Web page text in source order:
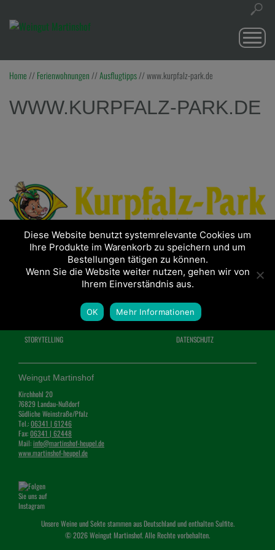
Home// Ferienwohnungen//Ausflugtipps//www.kurpfalz-park.de
WWW.KURPFALZ-PARK.DE
STORYTELLING DATENSCHUTZ
Weingut Martinshof
Kirchhohl 20
76829 Landau-Nußdorf
Südliche Weinstraße/Pfalz
Tel.:06341 | 61246
Fax:06341 | 62448
Mail:info@martinshof-heupel.de
www.martinshof-heupel.de
Unsere Weine und Sekte stammen aus Deutschland und enthalten Sulfite.
© 2026 Weingut Martinshof. Alle Rechte vorbehalten.
Diese Website benutzt systemrelevante Cookies um
Ihre Produkte im Warenkorb zu speichern und um
Bestellungen tätigen zu können.
Wenn Sie die Website weiter nutzen, gehen wir von
Ihrem Einverständnis aus.
OK Mehr Informationen